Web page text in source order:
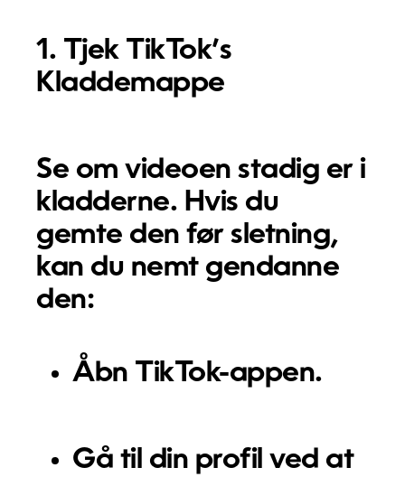
1. Tjek TikTok’s
Kladdemappe
Se om videoen stadig er i
kladderne. Hvis du
gemte den før sletning,
kan du nemt gendanne
den:
Åbn TikTok-appen.
Gå til din profil ved at